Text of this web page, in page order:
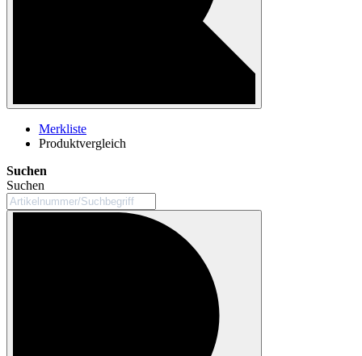
Merkliste
Produktvergleich
Suchen
Suchen